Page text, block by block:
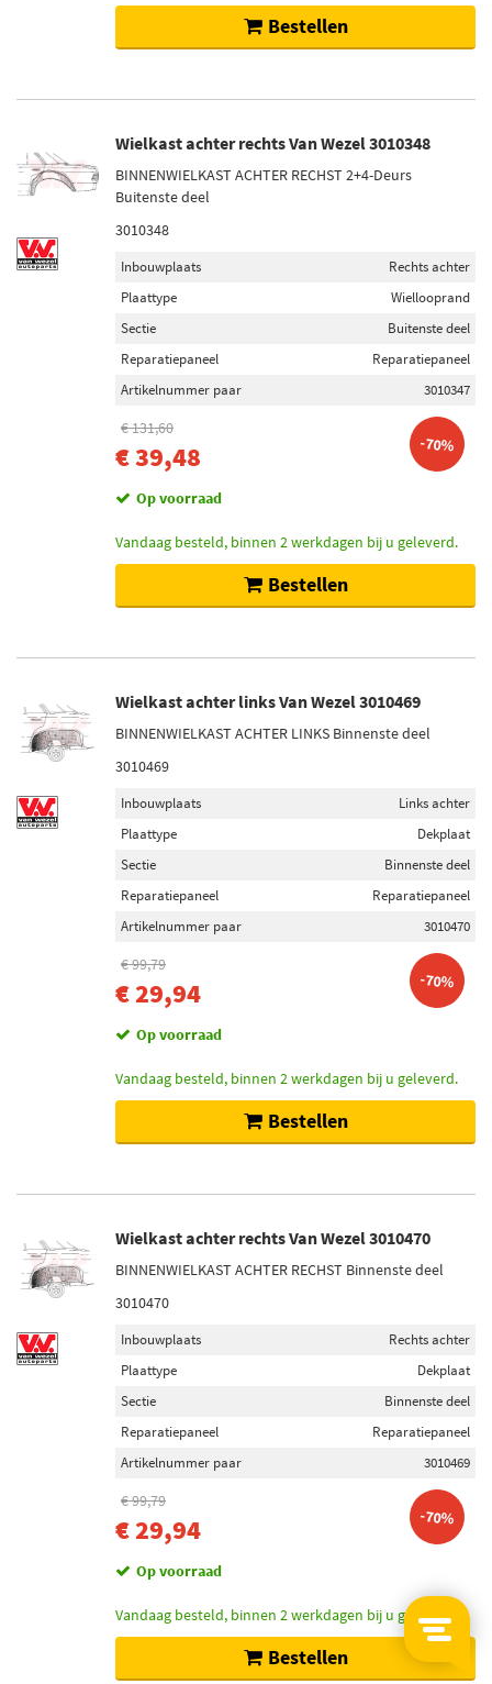
Bestellen
Wielkast achter rechts Van Wezel 3010348
BINNENWIELKAST ACHTER RECHST 2+4-Deurs
Buitenste deel
3010348
Inbouwplaats
Rechts achter
Plaattype
Wiellooprand
Sectie
Buitenste deel
Reparatiepaneel
Reparatiepaneel
Artikelnummer paar
3010347
€ 131,60
€ 39,48 -70%
Op voorraad
Vandaag besteld, binnen 2 werkdagen bij u geleverd.
Bestellen
Wielkast achter links Van Wezel 3010469
BINNENWIELKAST ACHTER LINKS Binnenste deel
3010469
Inbouwplaats
Links achter
Plaattype
Dekplaat
Sectie
Binnenste deel
Reparatiepaneel
Reparatiepaneel
Artikelnummer paar
3010470
€ 99,79
€ 29,94 -70%
Op voorraad
Vandaag besteld, binnen 2 werkdagen bij u geleverd.
Bestellen
Wielkast achter rechts Van Wezel 3010470
BINNENWIELKAST ACHTER RECHST Binnenste deel
3010470
Inbouwplaats
Rechts achter
Plaattype
Dekplaat
Sectie
Binnenste deel
Reparatiepaneel
Reparatiepaneel
Artikelnummer paar
3010469
€ 99,79
€ 29,94 -70%
Op voorraad
Vandaag besteld, binnen 2 werkdagen bij u geleverd.
Bestellen